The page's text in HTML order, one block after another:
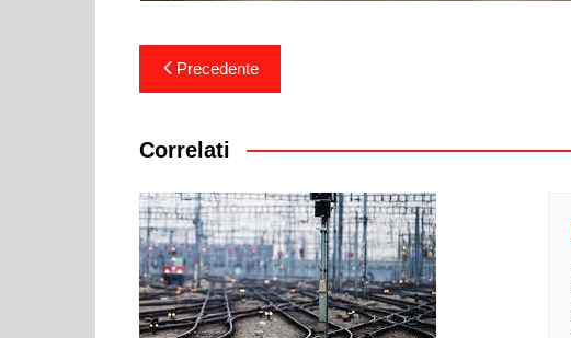
Navigazione
articoli
Precedente
Correlati